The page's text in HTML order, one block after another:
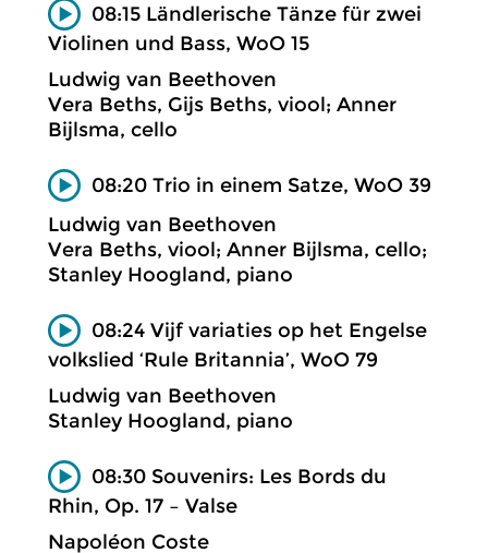
08:15 Ländlerische Tänze für zwei
Violinen und Bass, WoO 15
Ludwig van Beethoven
Vera Beths, Gijs Beths, viool; Anner
Bijlsma, cello
08:20 Trio in einem Satze, WoO 39
Ludwig van Beethoven
Vera Beths, viool; Anner Bijlsma, cello;
Stanley Hoogland, piano
08:24 Vijf variaties op het Engelse
volkslied ‘Rule Britannia’, WoO 79
Ludwig van Beethoven
Stanley Hoogland, piano
08:30 Souvenirs: Les Bords du
Rhin, Op. 17 – Valse
Napoléon Coste